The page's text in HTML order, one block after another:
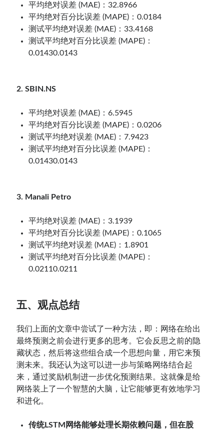
平均绝对误差 (MAE)：32.8966
平均绝对百分比误差 (MAPE)：0.0184
测试平均绝对误差 (MAE)：33.4168
测试平均绝对百分比误差 (MAPE)：
0.01430.0143
2. SBIN.NS
平均绝对误差 (MAE)：6.5945
平均绝对百分比误差 (MAPE)：0.0206
测试平均绝对误差 (MAE)：7.9423
测试平均绝对百分比误差 (MAPE)：
0.01430.0143
3. Manali Petro
平均绝对误差 (MAE)：3.1939
平均绝对百分比误差 (MAPE)：0.1065
测试平均绝对误差 (MAE)：1.8901
测试平均绝对百分比误差 (MAPE)：
0.02110.0211
五、观点总结
我们上面的文章中尝试了一种方法，即：网络在给出
最终预测之前会进行更多的思考。它会反思之前的隐
藏状态，然后将这些组合成一个思想向量，用它来预
测未来。我还认为这可以进一步与策略网络结合起
来，通过奖励机制进一步优化预测结果。这就像是给
网络装上了一个智慧的大脑，让它能够更有效地学习
和进化。
传统LSTM网络能够处理长期依赖问题，但在股